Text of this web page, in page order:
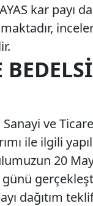
kar payı
ve
ile ilgili
20
dağıtım